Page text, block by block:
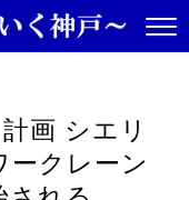
画 シエリ
ークレーン